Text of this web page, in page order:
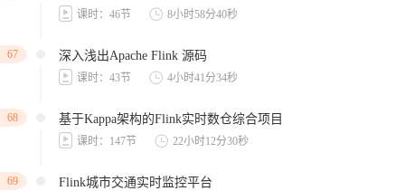
课时：46节 8小时58分40秒
67 深入浅出Apache Flink 源码
课时：43节 4小时41分34秒
68 基于Kappa架构的Flink实时数仓综合项目
课时：147节 22小时12分30秒
69 Flink城市交通实时监控平台